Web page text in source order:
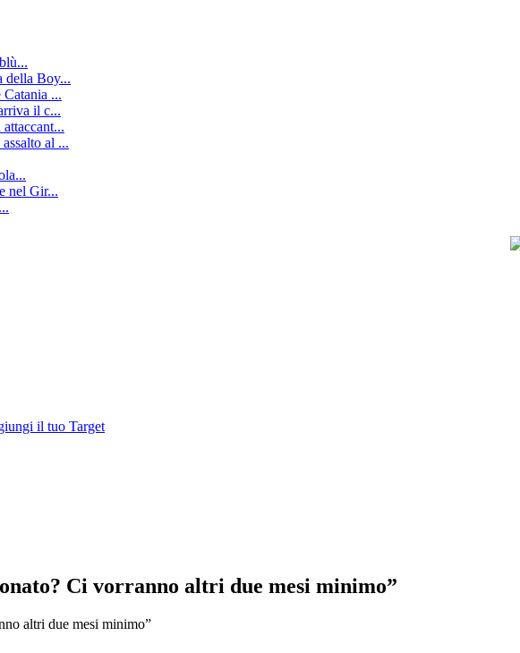
della Boy...
Catania ...
il c...
al ...
nel Gir...
il tuo Target
Ci vorranno altri due mesi minimo”